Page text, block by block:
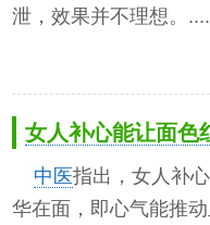
泄，效果并不理想。
女人补心能让面色
中医指出，女人补
华在面，即心气能推